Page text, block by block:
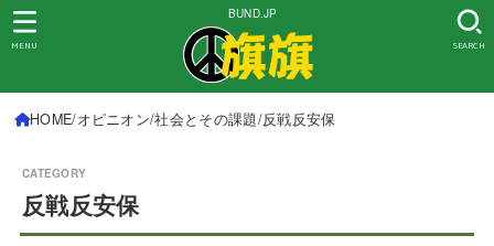
BUND.JP
SEARCH
MENU
HOME オピニオン 社会とその課題 反戦反安保
反戦反安保